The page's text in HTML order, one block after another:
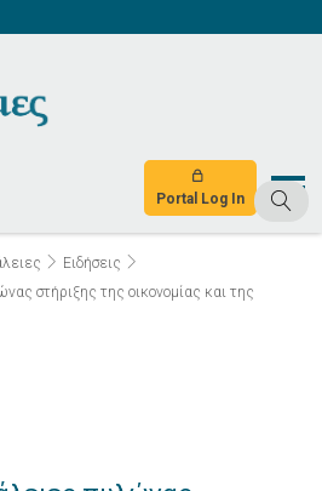
Portal Log In
Ειδήσεις
στήριξης της οικονομίας και της